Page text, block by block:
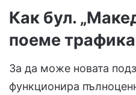
Как бул.
поеме трафика
За да може новата
функционира